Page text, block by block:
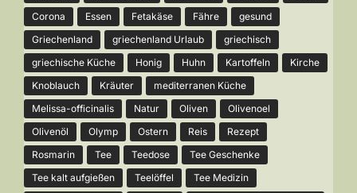
Corona
Essen Fetakäse Fähre
gesund
Griechenland
griechenland Urlaub
griechisch
griechische Küche
Honig Huhn Kartoffeln
Kirche
Knoblauch
Kräuter
mediterranen Küche
Melissa-officinalis
Natur Oliven
Olivenoel
Olivenöl
Olymp Ostern Reis
Rezept
Rosmarin
Tee Teedose
Tee Geschenke
Tee kalt aufgießen
Teelöffel
Tee Medizin